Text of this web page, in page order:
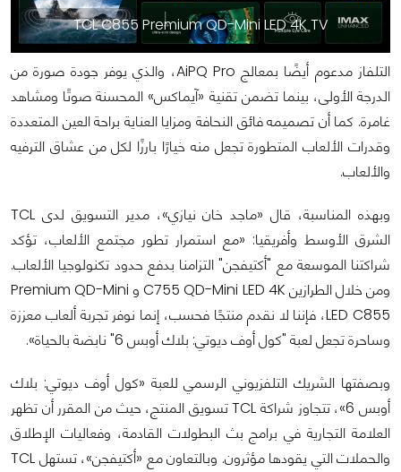
TCL C855 Premium QD-Mini LED 4K TV
التلفاز مدعوم أيضًا بمعالج AiPQ Pro، والذي يوفر جودة صورة من
الدرجة الأولى، بينما تضمن تقنية «آيماكس» المحسنة صوتًا ومشاهد
غامرة. كما أن تصميمه فائق النحافة ومزايا العناية براحة العين المتعددة
وقدرات الألعاب المتطورة تجعل منه خيارًا بارزًا لكل من عشاق الترفيه
والألعاب.
وبهذه المناسبة، قال «ماجد خان نيازي»، مدير التسويق لدى TCL
الشرق الأوسط وأفريقيا: «مع استمرار تطور مجتمع الألعاب، تؤكد
شراكتنا الموسعة مع "أكتيفجن" التزامنا بدفع حدود تكنولوجيا الألعاب.
ومن خلال الطرازين C755 QD-Mini LED 4K و Premium QD-Mini
LED C855، فإننا لا نقدم منتجًا فحسب، إنما نوفر تجربة ألعاب معززة
وساحرة تجعل لعبة "كول أوف ديوتي: بلاك أوبس 6" نابضة بالحياة».
وبصفتها الشريك التلفزيوني الرسمي للعبة «كول أوف ديوتي: بلاك
أوبس 6»، تتجاوز شراكة TCL تسويق المنتج، حيث من المقرر أن تظهر
العلامة التجارية في برامج بث البطولات القادمة، وفعاليات الإطلاق
والحملات التي يقودها مؤثرون. وبالتعاون مع «أكتيفجن»، تستهل TCL